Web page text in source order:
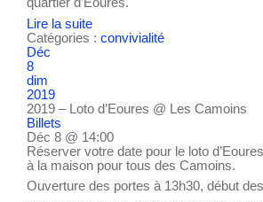
Lire la suite
Catégories : convivialité
Déc
8
dim
2019
2019 – Loto d’Eoures @ Les Camoins
Billets
Déc 8 @ 14:00
Réserver votre date pour le loto
à la maison pour tous des Camoins.
Ouverture des portes à 13h30, début